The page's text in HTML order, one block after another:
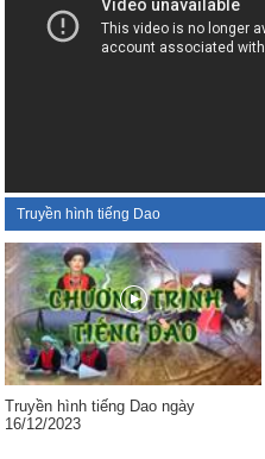
Truyền hình tiếng Dao
Truyền hình tiếng Dao ngày
16/12/2023